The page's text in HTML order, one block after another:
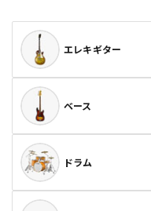
エレキギター
ベース
ドラム